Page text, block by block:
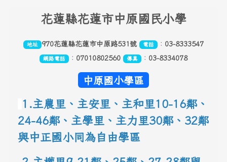
花蓮縣花蓮市中原國民小學
地址 970花蓮縣花蓮市中原路531號 電話 ： 03-8333547
網路電話 ： 07010802560 傳真 ： 03-8334078
中原國小學區
1.主農里、主安里、主和里10-16鄰 、
24-46鄰、主學里、主力里30鄰 、 32鄰
與中正國小同為自由學區